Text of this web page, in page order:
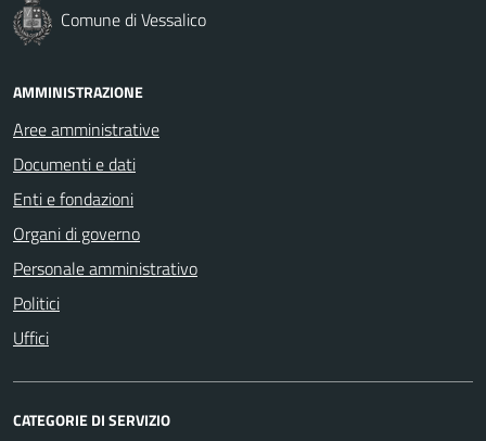
Comune di Vessalico
AMMINISTRAZIONE
Aree amministrative
Documenti e dati
Enti e fondazioni
Organi di governo
Personale amministrativo
Politici
Uffici
CATEGORIE DI SERVIZIO